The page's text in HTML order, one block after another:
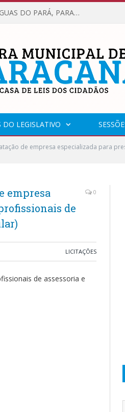
VEREADORES SE REUNÉM COM EMPRESA ÁGUAS DO PARÁ, PARA APRESENTAR REIVINDICAÇÕES E MELHORIAS NA QUALIDADE DOS SERVIÇOS OFERECIDOS Á POPULAÇÃO.
DO LEGISLATIVO
de empresa especializada para
empresa
de
0
LICITAÇÕES
de assessoria e